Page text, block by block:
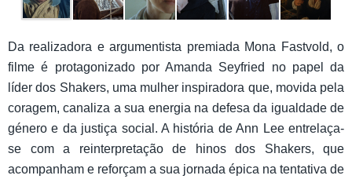
Da realizadora e argumentista premiada Mona Fastvold, o
filme é protagonizado por Amanda Seyfried no papel da
líder dos Shakers, uma mulher inspiradora que, movida pela
coragem, canaliza a sua energia na defesa da igualdade de
género e da justiça social. A história de Ann Lee entrelaça-
se com a reinterpretação de hinos dos Shakers, que
acompanham e reforçam a sua jornada épica na tentativa de